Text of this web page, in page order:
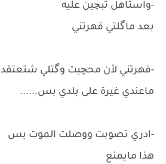
-واستاهل تبچين عليه
بعد ماگلتي قهرتني
-قهرتني لأن محچيت وگتلي شتعتقد
ماعندي غيرة على بلدي بس......
-ادري تصوبت ووصلت الموت بس
هذا مايمنع